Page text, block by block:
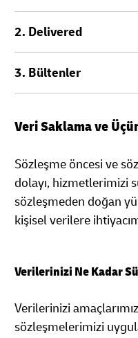
2. Delivered
3. Bültenler
Veri Saklama ve
Sözleşme öncesi ve
dolayı, hizmetlerimizi
sözleşmeden doğan
kişisel verilere
Verilerinizi Ne Kadar
Verilerinizi
sözleşmelerimizi